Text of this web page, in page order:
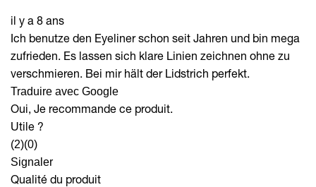
il y a 8 ans
Ich benutze den Eyeliner schon seit Jahren und bin mega
zufrieden. Es lassen sich klare Linien zeichnen ohne zu
verschmieren. Bei mir hält der Lidstrich perfekt.
Traduire avec Google
Oui, Je recommande ce produit.
Utile ?
(2)(0)
Signaler
Qualité du produit